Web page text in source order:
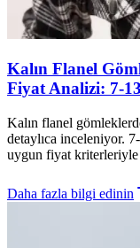
Kalın Flanel
Fiyat Analizi: 7-
Kalın flanel
detaylıca inceleniyor.
uygun fiyat
Daha fazla bilgi edinin